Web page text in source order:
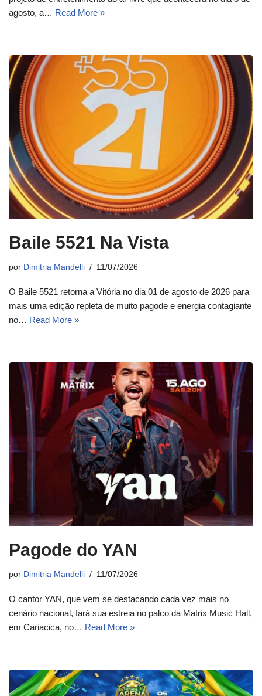
agosto, a… Read More »
Baile 5521 Na Vista
por Dimitria Mandelli 11/07/2026
O Baile 5521 retorna a Vitória no dia 01 de agosto de 2026 para
mais uma edição repleta de muito pagode e energia contagiante
no… Read More »
Pagode do YAN
por Dimitria Mandelli 11/07/2026
O cantor YAN, que vem se destacando cada vez mais no
cenário nacional, fará sua estreia no palco da Matrix Music Hall,
em Cariacica, no… Read More »